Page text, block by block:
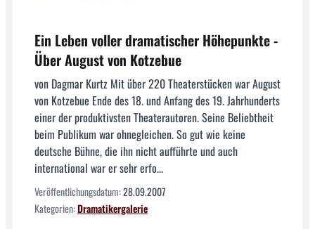
Ein Leben voller dramatischer Höhepunkte -
Über August von Kotzebue
von Dagmar Kurtz Mit über 220 Theaterstücken war August
von Kotzebue Ende des 18. und Anfang des 19. Jahrhunderts
einer der produktivsten Theaterautoren. Seine Beliebtheit
beim Publikum war ohnegleichen. So gut wie keine
deutsche Bühne, die ihn nicht aufführte und auch
international war er sehr erfo...
Veröffentlichungsdatum:28.09.2007
Kategorien:Dramatikergalerie